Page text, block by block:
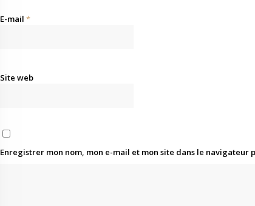
E-mail *
Site web
Enregistrer mon nom, mon e-mail et mon site dans le navigateur